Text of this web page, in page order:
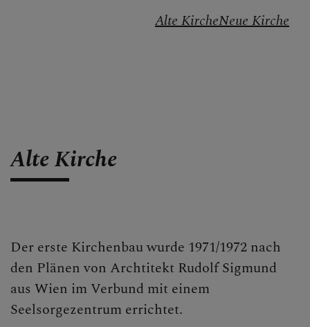
Alte KircheNeue Kirche
Alte Kirche
Der erste Kirchenbau wurde 1971/1972 nach
den Plänen von Archtitekt Rudolf Sigmund
aus Wien im Verbund mit einem
Seelsorgezentrum errichtet.